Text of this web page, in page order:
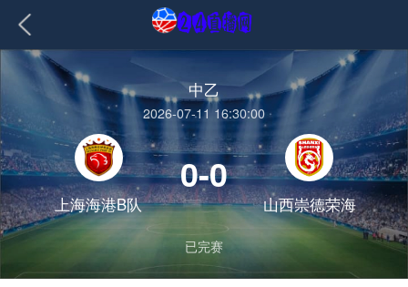
中乙
2026-07-11 16:30:00
上海海港B队
0-0
山西崇德荣海
已完赛